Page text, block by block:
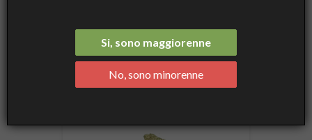
Name, A to Z
Si, sono maggiorenne
No, sono minorenne